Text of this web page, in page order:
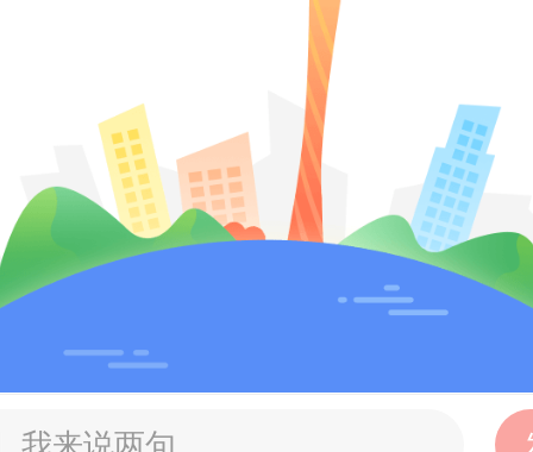
两个大局”相联系的高度思考发展，
证法中谋划发展，不为风险所惧
善于危中寻机、化危为机。要从
整中把握广东高水平对外开放之
、深耕周边、融入世界，在扩大
空间、增实力、塑优势；从科技
革大浪潮中把握广东抢占未来发
，把赛道找准，把政产学研力量